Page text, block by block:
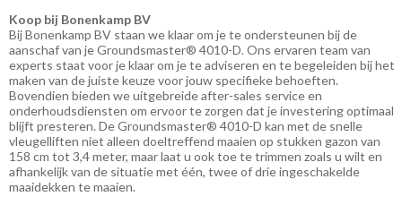
Koop bij Bonenkamp BV
Bij Bonenkamp BV staan ​​we klaar om je te ondersteunen bij de
aanschaf van je Groundsmaster® 4010-D. Ons ervaren team van
experts staat voor je klaar om je te adviseren en te begeleiden bij het
maken van de juiste keuze voor jouw specifieke behoeften.
Bovendien bieden we uitgebreide after-sales service en
onderhoudsdiensten om ervoor te zorgen dat je investering optimaal
blijft presteren. De Groundsmaster® 4010-D kan met de snelle
vleugelliften niet alleen doeltreffend maaien op stukken gazon van
158 cm tot 3,4 meter, maar laat u ook toe te trimmen zoals u wilt en
afhankelijk van de situatie met één, twee of drie ingeschakelde
maaidekken te maaien.